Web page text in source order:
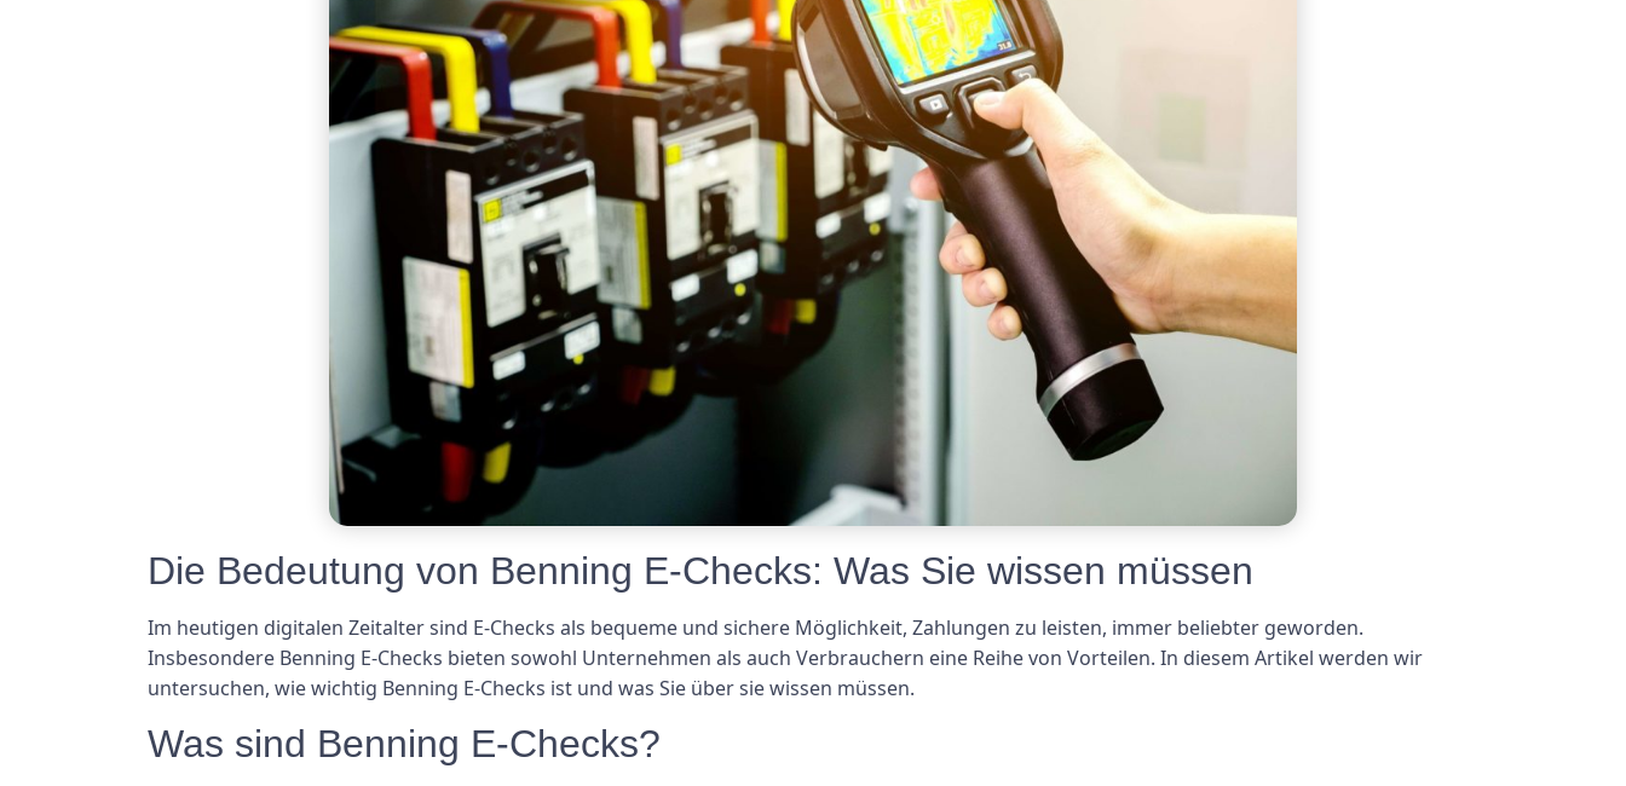
Die Bedeutung von Benning E-Checks: Was Sie wissen müssen
Im heutigen digitalen Zeitalter sind E-Checks als bequeme und sichere Möglichkeit, Zahlungen zu leisten, immer beliebter geworden.
Insbesondere Benning E-Checks bieten sowohl Unternehmen als auch Verbrauchern eine Reihe von Vorteilen. In diesem Artikel werden wir
untersuchen, wie wichtig Benning E-Checks ist und was Sie über sie wissen müssen.
Was sind Benning E-Checks?